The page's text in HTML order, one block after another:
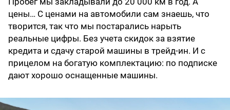
цены… С ценами на автомобили сам знаешь, что
творится, так что мы постарались нарыть
реальные цифры. Без учета скидок за взятие
кредита и сдачу старой машины в трейд-ин. И с
прицелом на богатую комплектацию: по подписке
дают хорошо оснащенные машины.